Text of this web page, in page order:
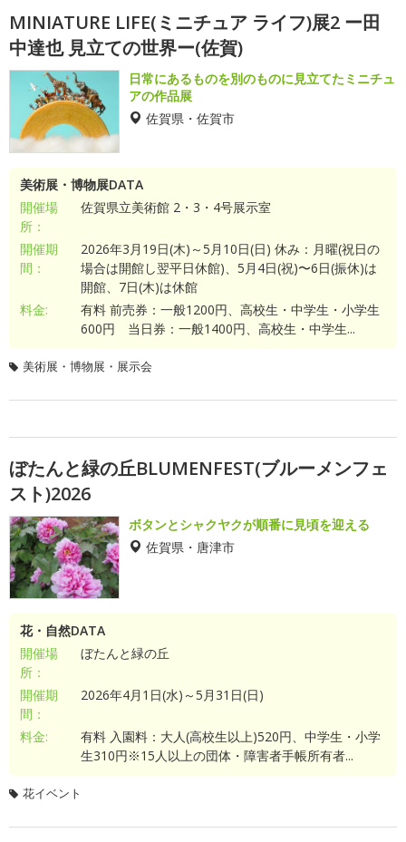
MINIATURE LIFE(ミニチュア ライフ)展2 ー田
中達也 見立ての世界ー(佐賀)
日常にあるものを別のものに見立てたミニチュ
アの作品展
佐賀県・佐賀市
美術展・博物展DATA
開催場
所：
佐賀県立美術館 2・3・4号展示室
開催期
間：
2026年3月19日(木)～5月10日(日) 休み：月曜(祝日の
場合は開館し翌平日休館)、5月4日(祝)〜6日(振休)は
開館、7日(木)は休館
料金:
有料 前売券：一般1200円、高校生・中学生・小学生
600円 当日券：一般1400円、高校生・中学生...
美術展・博物展・展示会
ぼたんと緑の丘BLUMENFEST(ブルーメンフェ
スト)2026
ボタンとシャクヤクが順番に見頃を迎える
佐賀県・唐津市
花・自然DATA
開催場
所：
ぼたんと緑の丘
開催期
間：
2026年4月1日(水)～5月31日(日)
料金:
有料 入園料：大人(高校生以上)520円、中学生・小学
生310円※15人以上の団体・障害者手帳所有者...
花イベント